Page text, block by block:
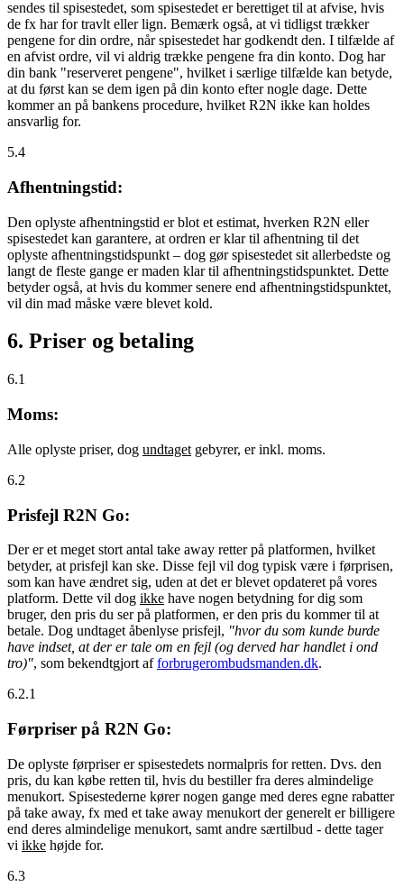
sendes til spisestedet, som spisestedet er berettiget til at afvise, hvis
de fx har for travlt eller lign. Bemærk også, at vi tidligst trækker
pengene for din ordre, når spisestedet har godkendt den. I tilfælde af
en afvist ordre, vil vi aldrig trække pengene fra din konto. Dog har
din bank "reserveret pengene", hvilket i særlige tilfælde kan betyde,
at du først kan se dem igen på din konto efter nogle dage. Dette
kommer an på bankens procedure, hvilket R2N ikke kan holdes
ansvarlig for.
5.4
Afhentningstid:
Den oplyste afhentningstid er blot et estimat, hverken R2N eller
spisestedet kan garantere, at ordren er klar til afhentning til det
oplyste afhentningstidspunkt – dog gør spisestedet sit allerbedste og
langt de fleste gange er maden klar til afhentningstidspunktet. Dette
betyder også, at hvis du kommer senere end afhentningstidspunktet,
vil din mad måske være blevet kold.
6. Priser og betaling
6.1
Moms:
Alle oplyste priser, dog undtaget gebyrer, er inkl. moms.
6.2
Prisfejl R2N Go:
Der er et meget stort antal take away retter på platformen, hvilket
betyder, at prisfejl kan ske. Disse fejl vil dog typisk være i førprisen,
som kan have ændret sig, uden at det er blevet opdateret på vores
platform. Dette vil dog ikke have nogen betydning for dig som
bruger, den pris du ser på platformen, er den pris du kommer til at
betale. Dog undtaget åbenlyse prisfejl, "hvor du som kunde burde
have indset, at der er tale om en fejl (og derved har handlet i ond
tro)", som bekendtgjort afforbrugerombudsmanden.dk.
6.2.1
Førpriser på R2N Go:
De oplyste førpriser er spisestedets normalpris for retten. Dvs. den
pris, du kan købe retten til, hvis du bestiller fra deres almindelige
menukort. Spisestederne kører nogen gange med deres egne rabatter
på take away, fx med et take away menukort der generelt er billigere
end deres almindelige menukort, samt andre særtilbud - dette tager
vi ikke højde for.
6.3